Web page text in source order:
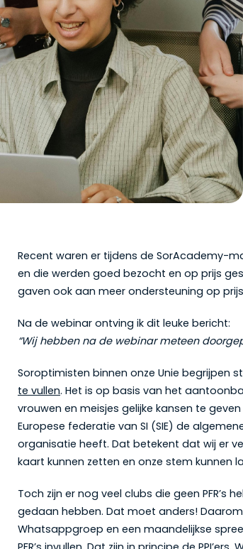
Recent waren er tijdens de SorAcademy-
en die werden goed bezocht en op prijs
gaven ook aan meer ondersteuning op
Na de webinar ontving ik dit leuke bericht:
“Wij hebben na de webinar meteen
Soroptimisten binnen onze Unie begrijpen
te vullen. Het is op basis van het
vrouwen en meisjes gelijke kansen te
Europese federatie van SI (SIE) de
organisatie heeft. Dat betekent dat wij er
kaart kunnen zetten en onze stem kunnen
Toch zijn er nog veel clubs die geen
gedaan hebben. Dat moet anders!
Whatsappgroep en een maandelijkse